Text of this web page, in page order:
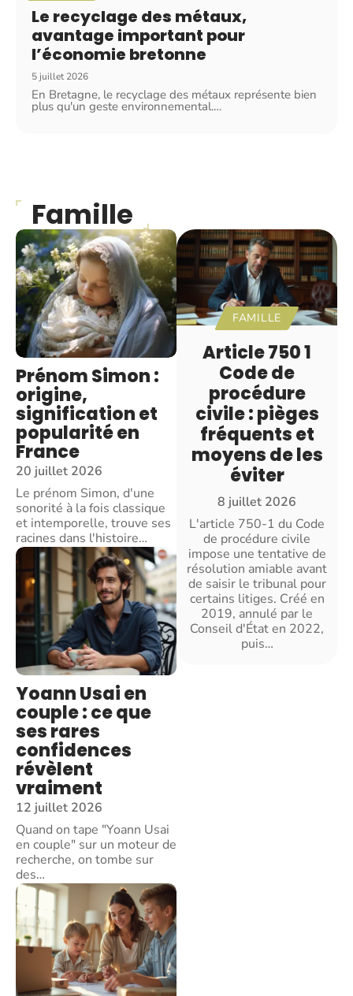
Le recyclage des métaux,
avantage important pour
l’économie bretonne
5 juillet 2026
En Bretagne, le recyclage des métaux représente bien
plus qu'un geste environnemental.…
Famille
Prénom Simon :
origine,
signification et
popularité en
France
20 juillet 2026
Le prénom Simon, d'une
sonorité à la fois classique
et intemporelle, trouve ses
racines dans l'histoire…
Yoann Usai en
couple : ce que
ses rares
confidences
révèlent
vraiment
12 juillet 2026
Quand on tape "Yoann Usai
en couple" sur un moteur de
recherche, on tombe sur
des…
FAMILLE
Article 750 1
Code de
procédure
civile : pièges
fréquents et
moyens de les
éviter
8 juillet 2026
L'article 750-1 du Code
de procédure civile
impose une tentative de
résolution amiable avant
de saisir le tribunal pour
certains litiges. Créé en
2019, annulé par le
Conseil d'État en 2022,
puis…